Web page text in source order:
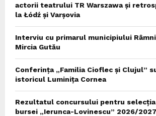
actorii teatrului TR Warszawa și
la Łódź și Varșovia
Interviu cu primarul municipiului
Mircia Gutău
Conferința „Familia Cioflec și Clujul”
istoricul Luminița Cornea
Rezultatul concursului pentru selecția
bursei „Ierunca-Lovinescu” 2026/2027